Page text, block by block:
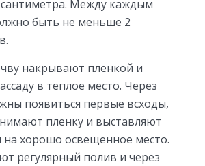
сантиметра. Между каждым
быть не меньше 2
накрывают пленкой и
в теплое место. Через
появиться первые всходы,
пленку и выставляют
на хорошо освещенное место.
регулярный полив и через